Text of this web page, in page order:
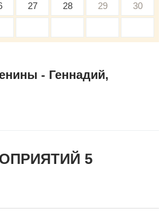
27 28 29 30
- Геннадий,
5